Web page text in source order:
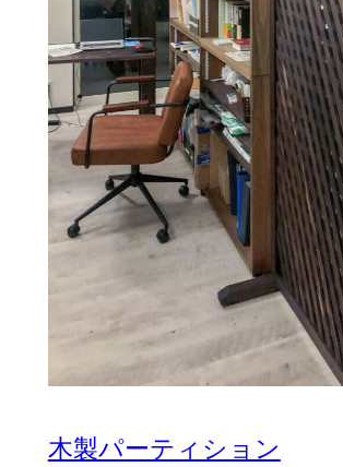
木製パーティション